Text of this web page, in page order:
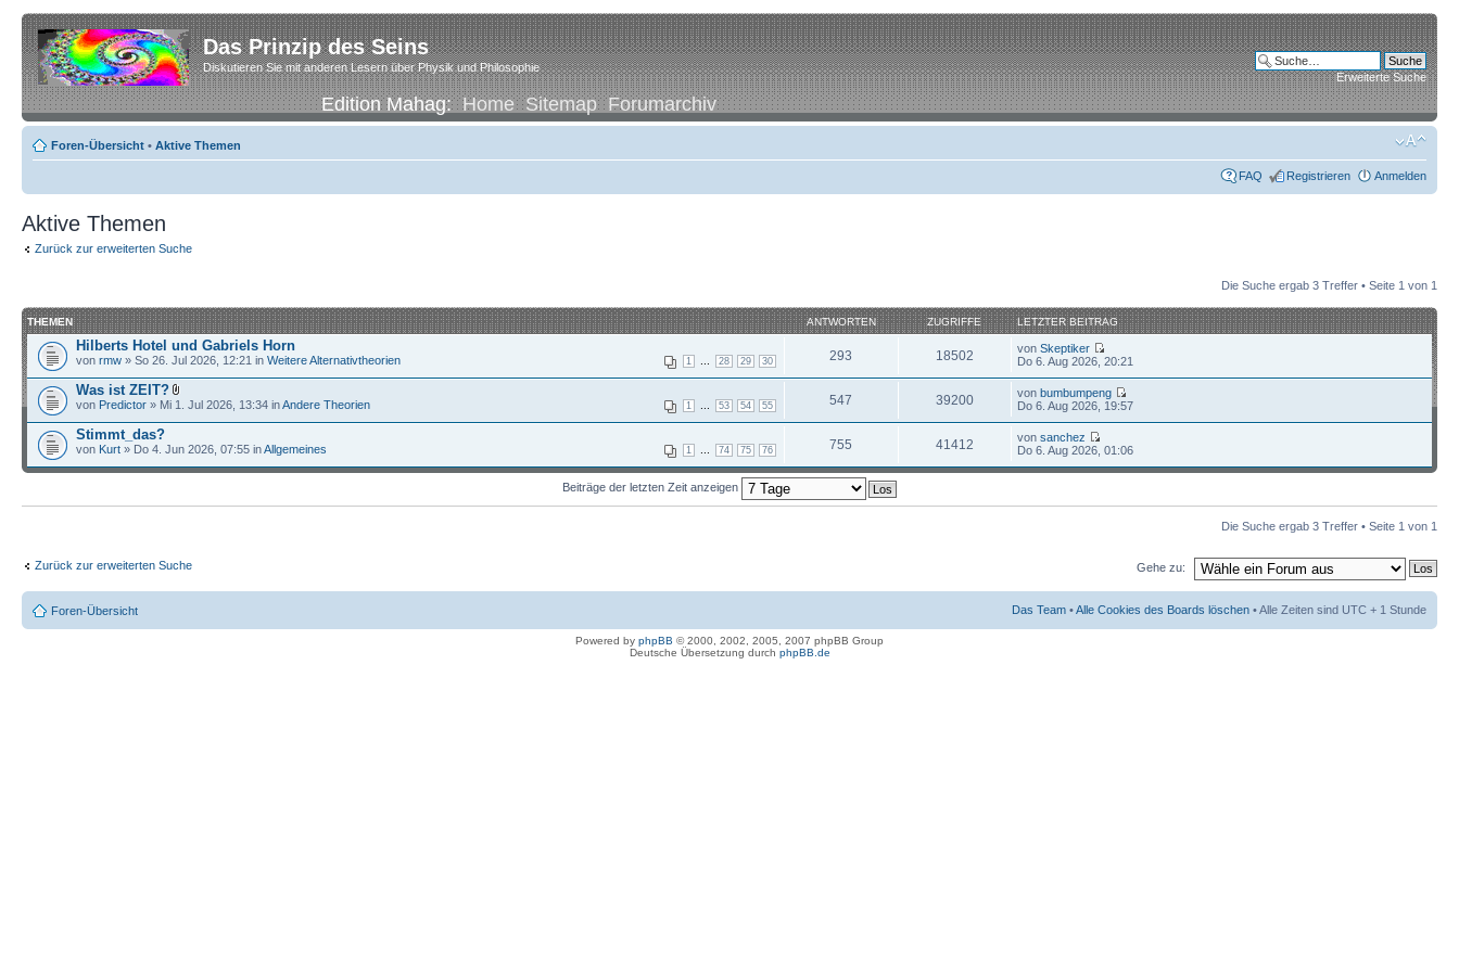
Das Prinzip des Seins
Diskutieren Sie mit anderen Lesern über Physik und Philosophie
Edition Mahag:Home Sitemap Forumarchiv
Erweiterte Suche
Foren-Übersicht • Aktive Themen
FAQ Registrieren Anmelden
Aktive Themen
Zurück zur erweiterten Suche
Die Suche ergab 3 Treffer • Seite 1 von 1
THEMEN ANTWORTEN ZUGRIFFE LETZTER BEITRAG
Hilberts Hotel und Gabriels Horn
1 28 29 30
von rmw » So 26. Jul 2026, 12:21 in Weitere Alternativtheorien 293 18502 vonSkeptiker
Do 6. Aug 2026, 20:21
Was ist ZEIT?
1 53 54 55
von Predictor » Mi 1. Jul 2026, 13:34 inAndere Theorien 547 39200 vonbumbumpeng
Do 6. Aug 2026, 19:57
Stimmt_das?
1 74 75 76
von Kurt » Do 4. Jun 2026, 07:55 inAllgemeines 755 41412 vonsanchez
Do 6. Aug 2026, 01:06
Beiträge der letzten Zeit anzeigen
Die Suche ergab 3 Treffer • Seite 1 von 1
Zurück zur erweiterten Suche Gehe zu:
Foren-Übersicht Das Team •Alle Cookies des Boards löschen • Alle Zeiten sind UTC + 1 Stunde
Powered by phpBB © 2000, 2002, 2005, 2007 phpBB Group
Deutsche Übersetzung durch phpBB.de